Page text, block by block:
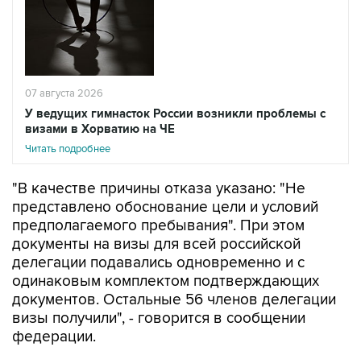
07 августа 2026
У ведущих гимнасток России возникли проблемы с
визами в Хорватию на ЧЕ
Читать подробнее
"В качестве причины отказа указано: "Не
представлено обоснование цели и условий
предполагаемого пребывания". При этом
документы на визы для всей российской
делегации подавались одновременно и с
одинаковым комплектом подтверждающих
документов. Остальные 56 членов делегации
визы получили", - говорится в сообщении
федерации.